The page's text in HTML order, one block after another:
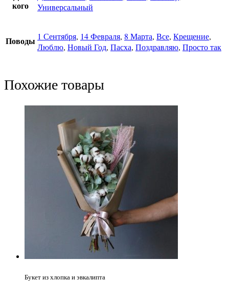
кого
Универсальный
Поводы 1 Сентября, 14 Февраля, 8 Марта, Все, Крещение,
Люблю, Новый Год, Пасха, Поздравляю, Просто так
Похожие товары
Букет из хлопка и эвкалипта